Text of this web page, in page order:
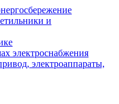
и
электроснабжения
электроаппараты,